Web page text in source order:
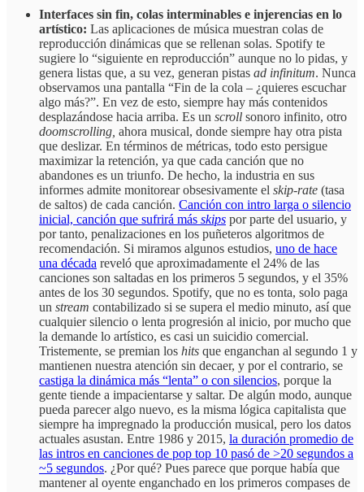
Interfaces sin fin, colas interminables e injerencias en lo
artístico: Las aplicaciones de música muestran colas de
reproducción dinámicas que se rellenan solas. Spotify te
sugiere lo “siguiente en reproducción” aunque no lo pidas, y
genera listas que, a su vez, generan pistas ad infinitum. Nunca
observamos una pantalla “Fin de la cola – ¿quieres escuchar
algo más?”. En vez de esto, siempre hay más contenidos
desplazándose hacia arriba. Es un scroll sonoro infinito, otro
doomscrolling, ahora musical, donde siempre hay otra pista
que deslizar. En términos de métricas, todo esto persigue
maximizar la retención, ya que cada canción que no
abandones es un triunfo. De hecho, la industria en sus
informes admite monitorear obsesivamente el skip-rate (tasa
de saltos) de cada canción. Canción con intro larga o silencio
inicial, canción que sufrirá más skips por parte del usuario, y
por tanto, penalizaciones en los puñeteros algoritmos de
recomendación. Si miramos algunos estudios, uno de hace
una década reveló que aproximadamente el 24% de las
canciones son saltadas en los primeros 5 segundos, y el 35%
antes de los 30 segundos. Spotify, que no es tonta, solo paga
un stream contabilizado si se supera el medio minuto, así que
cualquier silencio o lenta progresión al inicio, por mucho que
la demande lo artístico, es casi un suicidio comercial.
Tristemente, se premian los hits que enganchan al segundo 1 y
mantienen nuestra atención sin decaer, y por el contrario, se
castiga la dinámica más “lenta” o con silencios, porque la
gente tiende a impacientarse y saltar. De algún modo, aunque
pueda parecer algo nuevo, es la misma lógica capitalista que
siempre ha impregnado la producción musical, pero los datos
actuales asustan. Entre 1986 y 2015, la duración promedio de
las intros en canciones de pop top 10 pasó de >20 segundos a
~5 segundos. ¿Por qué? Pues parece que porque había que
mantener al oyente enganchado en los primeros compases de